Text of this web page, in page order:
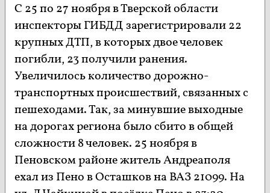
С 25 по 27 ноября в Тверской области
инспекторы ГИБДД зарегистрировали 22
крупных ДТП, в которых двое человек
погибли, 23 получили ранения.
Увеличилось количество дорожно-
транспортных происшествий, связанных с
пешеходами. Так, за минувшие выходные
на дорогах региона было сбито в общей
сложности 8 человек. 25 ноября в
Пеновском районе житель Андреаполя
ехал из Пено в Осташков на ВАЗ 21099. На